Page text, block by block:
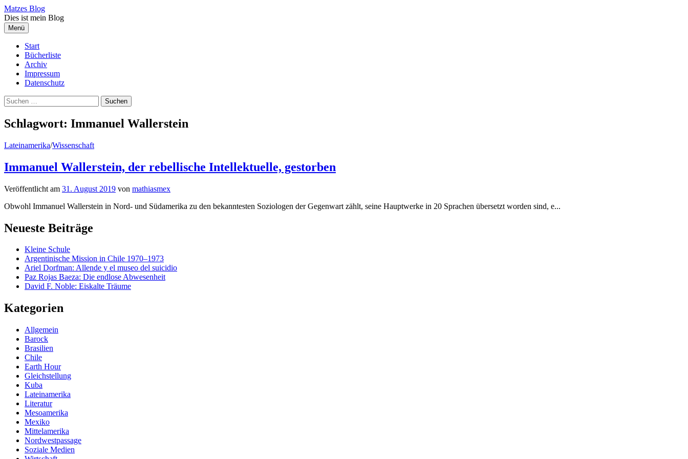
Springe
zum
Inhalt
Matzes Blog
Dies ist mein Blog
Menü
Start
Bücherliste
Archiv
Impressum
Datenschutz
Suchen
nach:
Schlagwort: Immanuel Wallerstein
Lateinamerika/Wissenschaft
Immanuel Wallerstein, der rebellische Intellektuelle, gestorben
Veröffentlicht am 31. August 2019 von mathiasmex
Obwohl Immanuel Wallerstein in Nord- und Südamerika zu den bekanntesten Soziologen der Gegenwart zählt, seine Hauptwerke in 20 Sprachen übersetzt worden sind, e...
Neueste Beiträge
Kleine Schule
Argentinische Mission in Chile 1970–1973
Ariel Dorfman: Allende y el museo del suicidio
Paz Rojas Baeza: Die endlose Abwesenheit
David F. Noble: Eiskalte Träume
Kategorien
Allgemein
Barock
Brasilien
Chile
Earth Hour
Gleichstellung
Kuba
Lateinamerika
Literatur
Mesoamerika
Mexiko
Mittelamerika
Nordwestpassage
Soziale Medien